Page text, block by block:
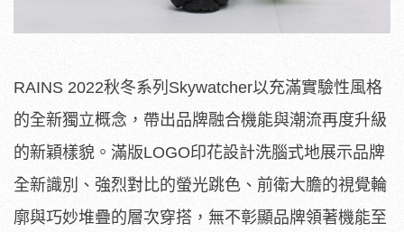
RAINS 2022秋冬系列Skywatcher以充滿實驗性風格
的全新獨立概念，帶出品牌融合機能與潮流再度升級
的新穎樣貌。滿版LOGO印花設計洗腦式地展示品牌
全新識別、強烈對比的螢光跳色、前衛大膽的視覺輪
廓與巧妙堆疊的層次穿搭，無不彰顯品牌領著機能至